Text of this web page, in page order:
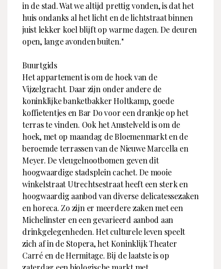
in de stad. Wat we altijd prettig vonden, is dat het
huis ondanks al het licht en de lichtstraat binnen
juist lekker koel blijft op warme dagen. De deuren
open, lange avonden buiten."
Buurtgids
Het appartement is om de hoek van de
Vijzelgracht. Daar zijn onder andere de
koninklijke banketbakker Holtkamp, goede
koffietentjes en Bar Do voor een drankje op het
terras te vinden. Ook het Amstelveld is om de
hoek, met op maandag de Bloemenmarkt en de
beroemde terrassen van de Nieuwe Marcella en
Meyer. De vleugelnootbomen geven dit
hoogwaardige stadsplein cachet. De mooie
winkelstraat Utrechtsestraat heeft een sterk en
hoogwaardig aanbod van diverse delicatessezaken
en horeca. Zo zijn er meerdere zaken met een
Michelinster en een gevarieerd aanbod aan
drinkgelegenheden. Het culturele leven speelt
zich af in de Stopera, het Koninklijk Theater
Carré en de Hermitage. Bij de laatste is op